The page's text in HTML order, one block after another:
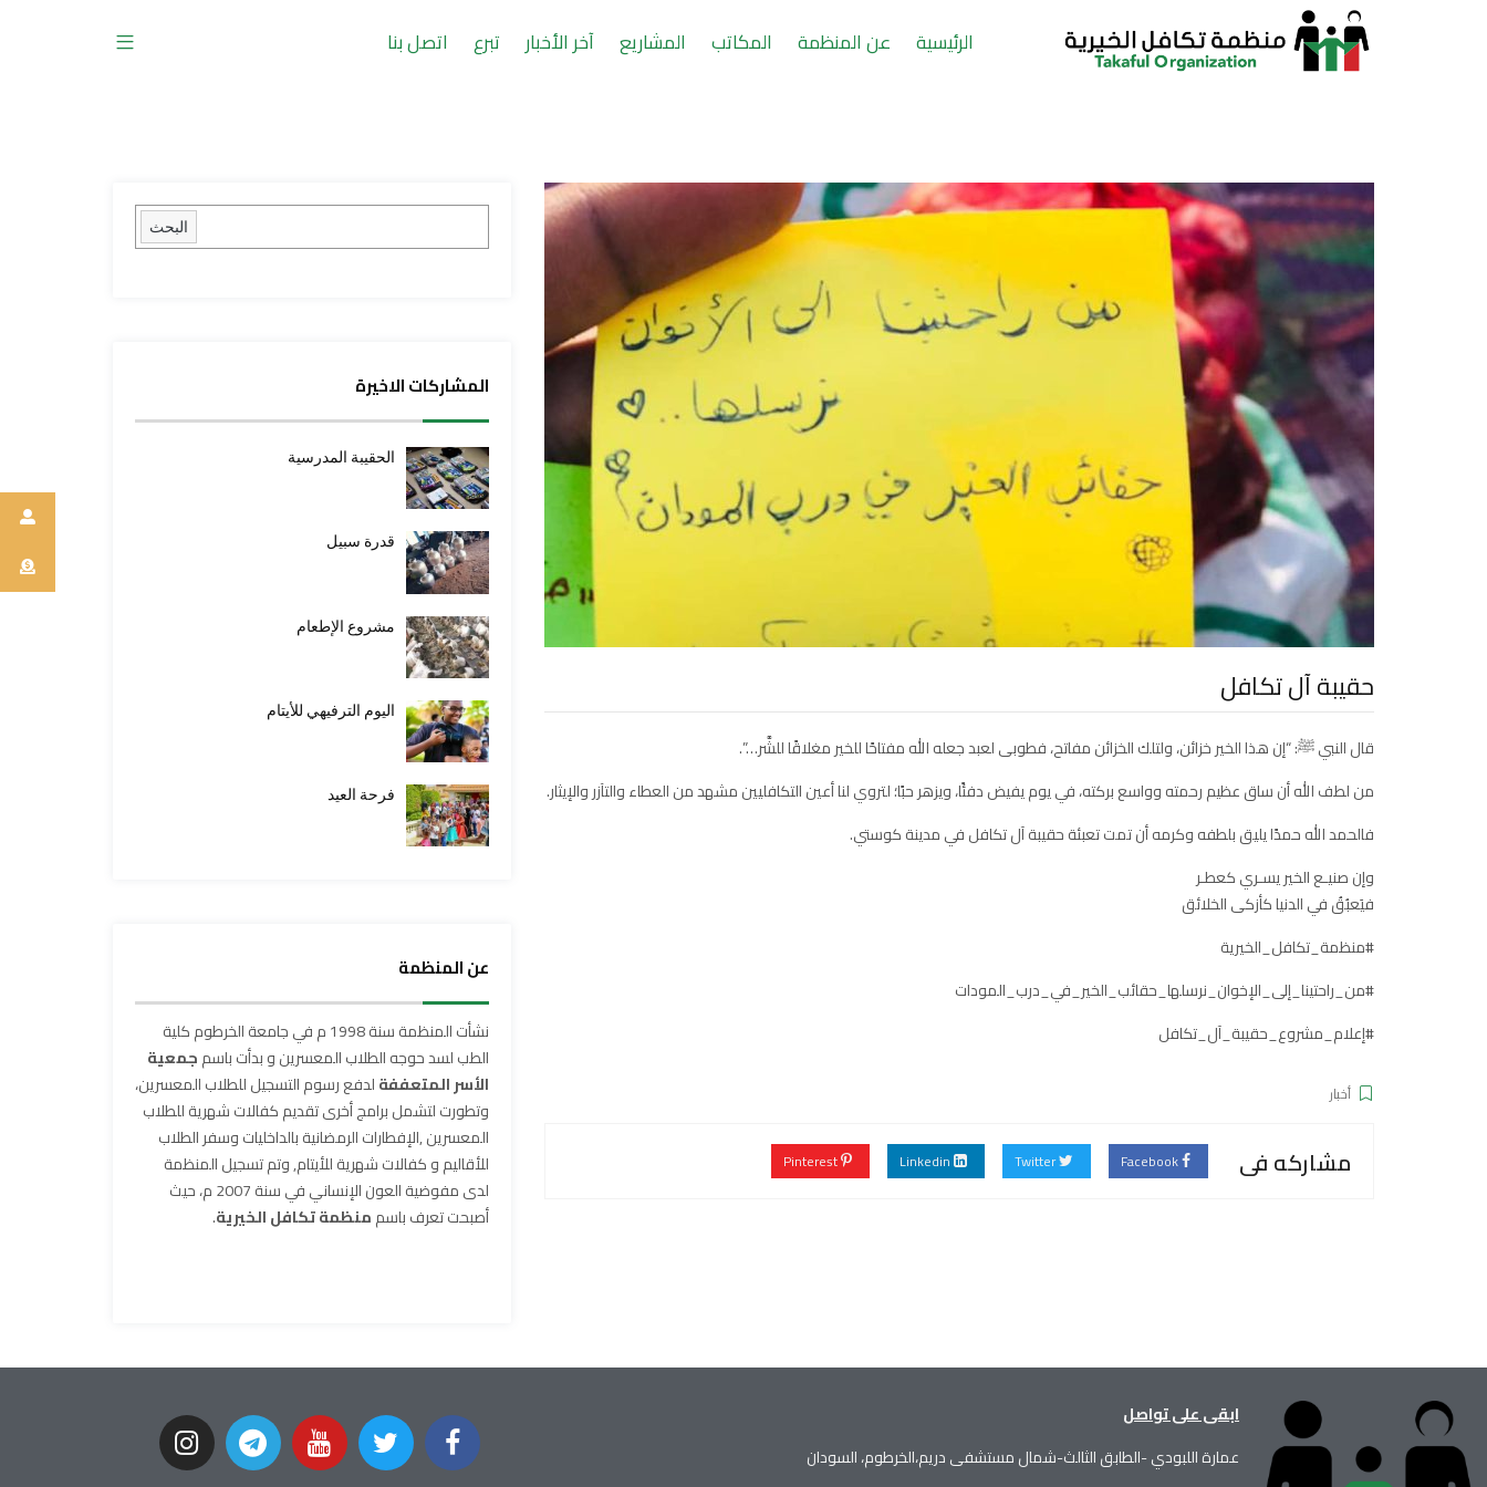
الرئيسية عن المنظمة المكاتب المشاريع آخر الأخبار تبرع اتصل بنا
حقيبة آل تكافل
قال النبي ﷺ: “إن هذا الخير خزائن، ولتلك الخزائن مفاتح، فطوبى لعبد جعله الله مفتاحًا للخير مغلاقًا للشَّر…”.
من لطف الله أن ساق عظيم رحمته وواسع بركته، في يوم يفيض دفئًا، ويزهر حبًا؛ لتروي لنا أعين التكافليين مشهد من العطاء والتآزر والإيثار.
فالحمد الله حمدًا يليق بلطفه وكرمه أن تمت تعبئة حقيبة آل تكافل في مدينة كوستي.
وإن صنيـع الخير يسـري كعطـر
فيَعبُقُ في الدنيا كأزكى الخلائق
#منظمة_تكافل_الخيرية
#من_راحتينا_إلى_الإخوان_نرسلها_حقائب_الخير_في_درب_المودات
#إعلام_مشروع_حقيبة_آل_تكافل
أخبار
مشاركه فى Facebook
Twitter
Pinterest
البحث
المشاركات الاخيرة
الحقيبة المدرسية
قدرة سبيل
مشروع الإطعام
اليوم الترفيهي للأيتام
فرحة العيد
عن المنظمة
نشأت المنظمة سنة 1998 م في جامعة الخرطوم كلية
الطب لسد حوجه الطلاب المعسرين و بدأت باسمجمعية
الأسر المتعففةلدفع رسوم التسجيل للطلاب المعسرين،
وتطورت لتشمل برامج أخرى تقديم كفالات شهرية للطلاب
المعسرين ,الإفطارات الرمضانية بالداخليات وسفر الطلاب
للأقاليم و كفالات شهرية للأيتام, وتم تسجيل المنظمة
لدى مفوضية العون الإنساني في سنة 2007 م، حيث
أصبحت تعرف باسممنظمة تكافل الخيرية.
ابقى على تواصل
عمارة اللبودي -الطابق الثالث-شمال مستشفى دريم،الخرطوم، السودان